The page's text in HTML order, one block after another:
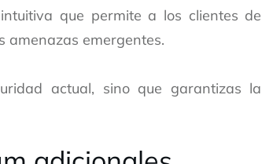
que permite a los clientes de
amenazas emergentes.
actual, sino que garantizas la